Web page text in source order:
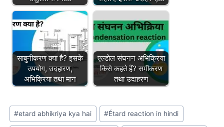
साबुनीकरण क्या है? इसके
उपयोग, उदहारण,
अभिक्रिया तथा मान
एल्डोल संघनन अभिक्रिया
किसे कहते हैं? समीकरण
तथा उदाहरण
Post
Tags:
#etard abhikriya kya hai #Étard reaction in hindi